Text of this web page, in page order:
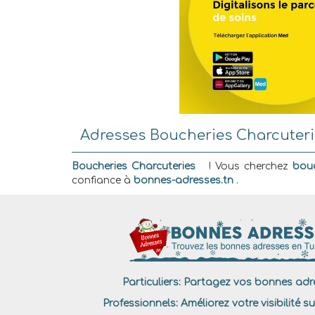
Adresses Boucheries
Boucheries Charcuteries ! Vous cherchez
confiance à bonnes-adresses.tn .
Particuliers:Partagez vos bonnes
Professionnels:Améliorez votre visibilité